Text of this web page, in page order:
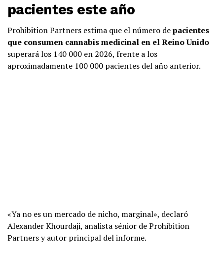
pacientes este año
Prohibition Partners estima que el número depacientes
que consumen cannabis medicinal en el Reino Unido
superará los 140 000 en 2026, frente a los
aproximadamente 100 000 pacientes del año anterior.
«Ya no es un mercado de nicho, marginal», declaró
Alexander Khourdaji, analista sénior de Prohibition
Partners y autor principal del informe.